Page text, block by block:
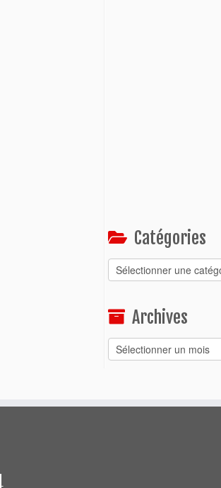
Catégories
Catégories
Archives
Archives